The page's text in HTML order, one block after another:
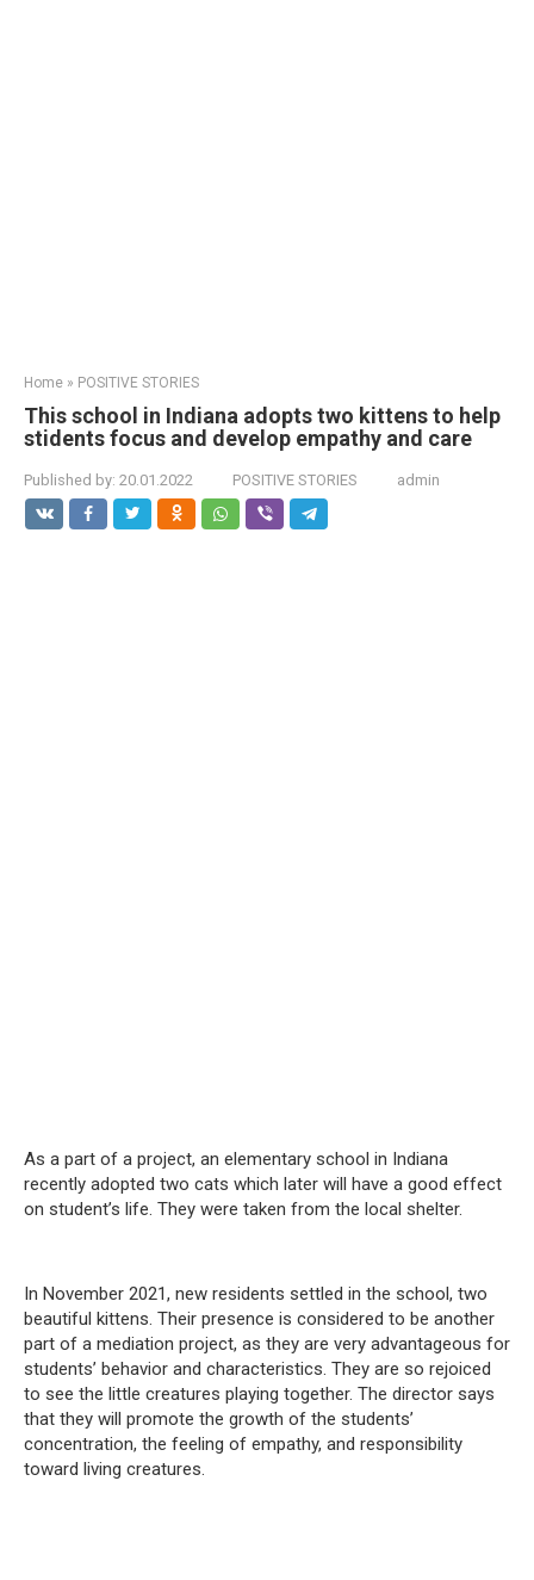
Home » POSITIVE STORIES
This school in Indiana adopts two kittens to help
stidents focus and develop empathy and care
Published by: 20.01.2022 POSITIVE STORIES admin
As a part of a project, an elementary school in Indiana
recently adopted two cats which later will have a good effect
on student’s life. They were taken from the local shelter.
In November 2021, new residents settled in the school, two
beautiful kittens. Their presence is considered to be another
part of a mediation project, as they are very advantageous for
students’ behavior and characteristics. They are so rejoiced
to see the little creatures playing together. The director says
that they will promote the growth of the students’
concentration, the feeling of empathy, and responsibility
toward living creatures.